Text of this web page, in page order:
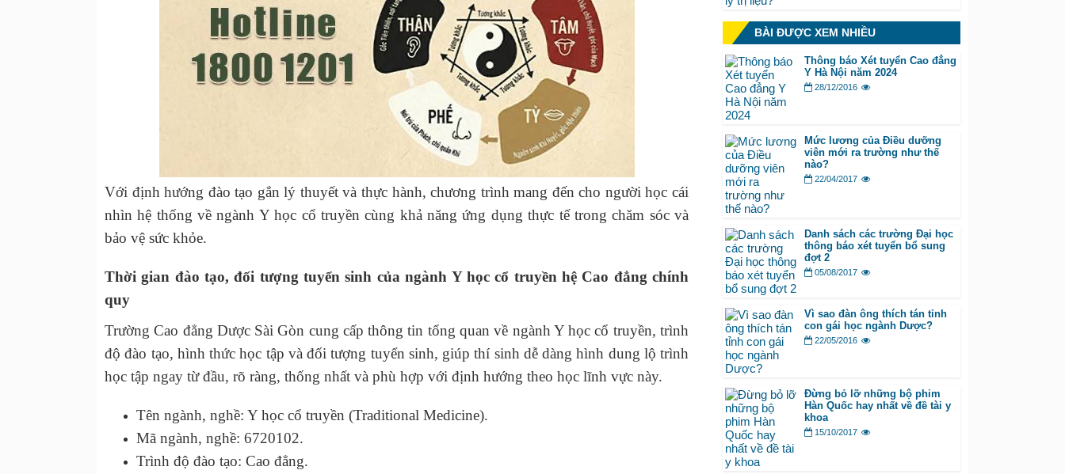
Với định hướng đào tạo gắn lý thuyết và thực hành, chương trình mang đến cho người học cái
nhìn hệ thống về ngành Y học cổ truyền cùng khả năng ứng dụng thực tế trong chăm sóc và
bảo vệ sức khỏe.
Thời gian đào tạo, đối tượng tuyển sinh của ngành Y học cổ truyền hệ Cao đẳng chính
quy
Trường Cao đẳng Dược Sài Gòn cung cấp thông tin tổng quan về ngành Y học cổ truyền, trình
độ đào tạo, hình thức học tập và đối tượng tuyển sinh, giúp thí sinh dễ dàng hình dung lộ trình
học tập ngay từ đầu, rõ ràng, thống nhất và phù hợp với định hướng theo học lĩnh vực này.
Tên ngành, nghề: Y học cổ truyền (Traditional Medicine).
Mã ngành, nghề: 6720102.
Trình độ đào tạo: Cao đẳng.
BÀI ĐƯỢC XEM NHIỀU
Thông báo Xét tuyển Cao đẳng
Y Hà Nội năm 2024
28/12/2016
Mức lương của Điều dưỡng
viên mới ra trường như thế
nào?
22/04/2017
Danh sách các trường Đại học
thông báo xét tuyển bổ sung
đợt 2
05/08/2017
Vì sao đàn ông thích tán tỉnh
con gái học ngành Dược?
22/05/2016
Đừng bỏ lỡ những bộ phim
Hàn Quốc hay nhất về đề tài y
khoa
15/10/2017